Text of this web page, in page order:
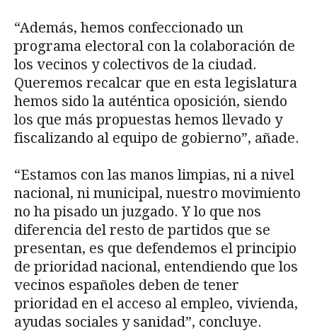
“Además, hemos confeccionado un
programa electoral con la colaboración de
los vecinos y colectivos de la ciudad.
Queremos recalcar que en esta legislatura
hemos sido la auténtica oposición, siendo
los que más propuestas hemos llevado y
fiscalizando al equipo de gobierno”, añade.
“Estamos con las manos limpias, ni a nivel
nacional, ni municipal, nuestro movimiento
no ha pisado un juzgado. Y lo que nos
diferencia del resto de partidos que se
presentan, es que defendemos el principio
de prioridad nacional, entendiendo que los
vecinos españoles deben de tener
prioridad en el acceso al empleo, vivienda,
ayudas sociales y sanidad”, concluye.